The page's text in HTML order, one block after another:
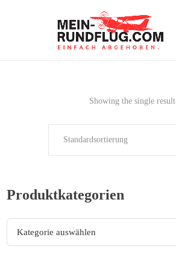
Showing the single result
Standardsortierung
Produktkategorien
Kategorie auswählen